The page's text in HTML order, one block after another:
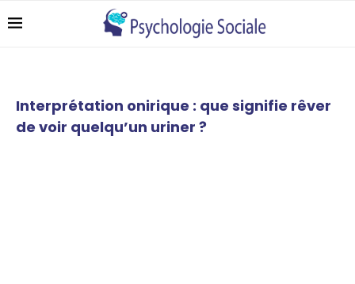
Interprétation onirique : que signifie rêver
de voir quelqu’un uriner ?